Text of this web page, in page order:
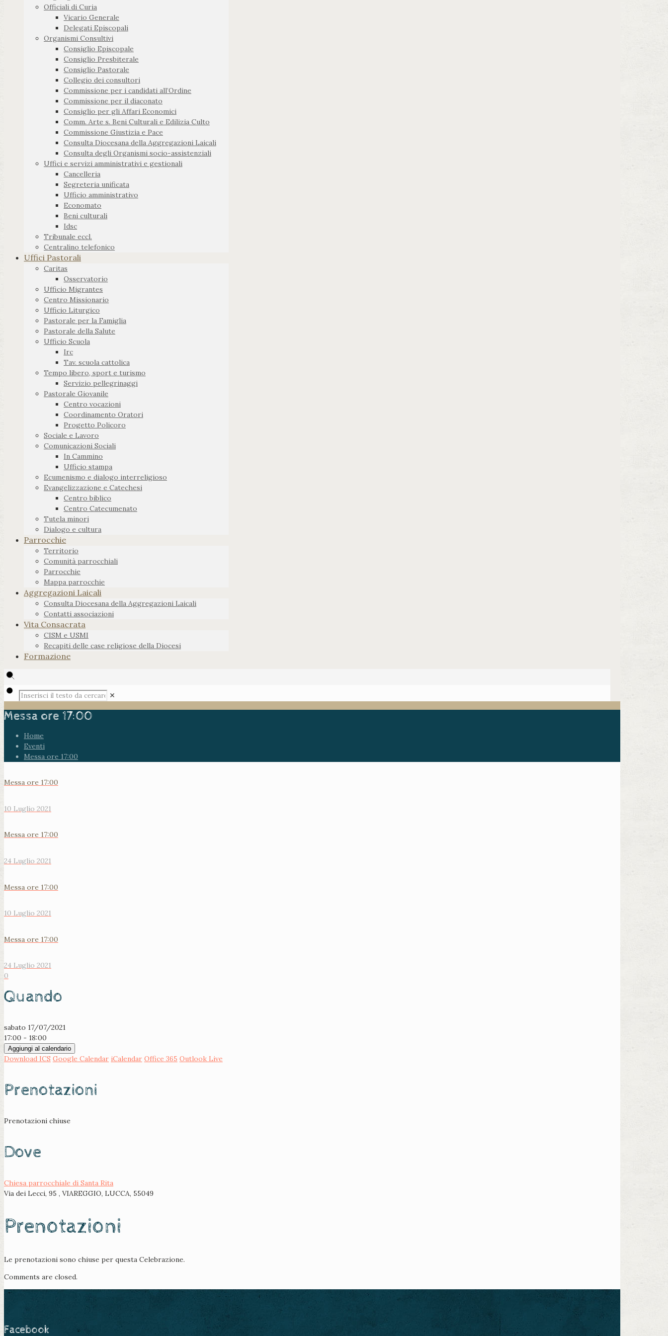
Officiali di Curia
Vicario Generale
Delegati Episcopali
Organismi Consultivi
Consiglio Episcopale
Consiglio Presbiterale
Consiglio Pastorale
Collegio dei consultori
Commissione per i candidati all’Ordine
Commissione per il diaconato
Consiglio per gli Affari Economici
Comm. Arte s. Beni Culturali e Edilizia Culto
Commissione Giustizia e Pace
Consulta Diocesana della Aggregazioni Laicali
Consulta degli Organismi socio-assistenziali
Uffici e servizi amministrativi e gestionali
Cancelleria
Segreteria unificata
Ufficio amministrativo
Economato
Beni culturali
Idsc
Tribunale eccl.
Centralino telefonico
Uffici Pastorali
Caritas
Osservatorio
Ufficio Migrantes
Centro Missionario
Ufficio Liturgico
Pastorale per la Famiglia
Pastorale della Salute
Ufficio Scuola
Irc
Tav. scuola cattolica
Tempo libero, sport e turismo
Servizio pellegrinaggi
Pastorale Giovanile
Centro vocazioni
Coordinamento Oratori
Progetto Policoro
Sociale e Lavoro
Comunicazioni Sociali
In Cammino
Ufficio stampa
Ecumenismo e dialogo interreligioso
Evangelizzazione e Catechesi
Centro biblico
Centro Catecumenato
Tutela minori
Dialogo e cultura
Parrocchie
Territorio
Comunità parrocchiali
Parrocchie
Mappa parrocchie
Aggregazioni Laicali
Consulta Diocesana della Aggregazioni Laicali
Contatti associazioni
Vita Consacrata
CISM e USMI
Recapiti delle case religiose della Diocesi
Formazione
✕
Messa ore 17:00
Home
Eventi
Messa ore 17:00
Messa ore 17:00
10 Luglio 2021
Messa ore 17:00
24 Luglio 2021
Messa ore 17:00
10 Luglio 2021
Messa ore 17:00
24 Luglio 2021
0
Quando
sabato 17/07/2021
17:00 - 18:00
Aggiungi al calendario
Download ICS Google Calendar iCalendar Office 365 Outlook Live
Prenotazioni
Prenotazioni chiuse
Dove
Chiesa parrocchiale di Santa Rita
Via dei Lecci, 95 , VIAREGGIO, LUCCA, 55049
Prenotazioni
Le prenotazioni sono chiuse per questa Celebrazione.
Comments are closed.
Facebook